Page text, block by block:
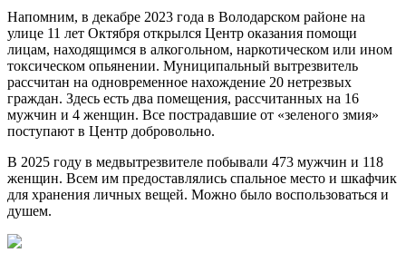
Напомним, в декабре 2023 года в Володарском районе на
улице 11 лет Октября открылся Центр оказания помощи
лицам, находящимся в алкогольном, наркотическом или ином
токсическом опьянении. Муниципальный вытрезвитель
рассчитан на одновременное нахождение 20 нетрезвых
граждан. Здесь есть два помещения, рассчитанных на 16
мужчин и 4 женщин. Все пострадавшие от «зеленого змия»
поступают в Центр добровольно.
В 2025 году в медвытрезвителе побывали 473 мужчин и 118
женщин. Всем им предоставлялись спальное место и шкафчик
для хранения личных вещей. Можно было воспользоваться и
душем.